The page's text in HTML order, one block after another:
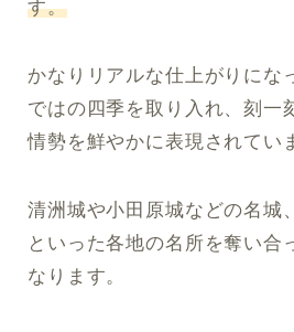
す。
かなりリアルな仕上がりにな
ではの四季を取り入れ、刻一
情勢を鮮やかに表現されてい
清洲城や小田原城などの名城
といった各地の名所を奪い合
なります。